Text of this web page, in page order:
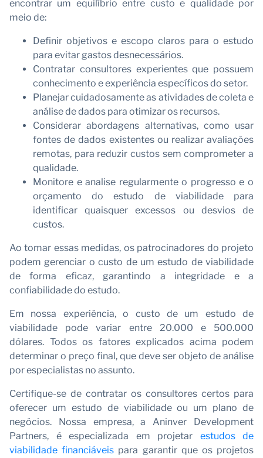
encontrar um equilíbrio entre custo e qualidade por
meio de:
Definir objetivos e escopo claros para o estudo
para evitar gastos desnecessários.
Contratar consultores experientes que possuem
conhecimento e experiência específicos do setor.
Planejar cuidadosamente as atividades de coleta e
análise de dados para otimizar os recursos.
Considerar abordagens alternativas, como usar
fontes de dados existentes ou realizar avaliações
remotas, para reduzir custos sem comprometer a
qualidade.
Monitore e analise regularmente o progresso e o
orçamento do estudo de viabilidade para
identificar quaisquer excessos ou desvios de
custos.
Ao tomar essas medidas, os patrocinadores do projeto
podem gerenciar o custo de um estudo de viabilidade
de forma eficaz, garantindo a integridade e a
confiabilidade do estudo.
Em nossa experiência, o custo de um estudo de
viabilidade pode variar entre 20.000 e 500.000
dólares. Todos os fatores explicados acima podem
determinar o preço final, que deve ser objeto de análise
por especialistas no assunto.
Certifique-se de contratar os consultores certos para
oferecer um estudo de viabilidade ou um plano de
negócios. Nossa empresa, a Aninver Development
Partners, é especializada em projetar estudos de
viabilidade financiáveis para garantir que os projetos